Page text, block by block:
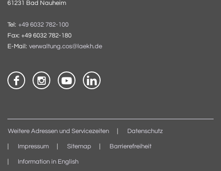
61231 Bad Nauheim
Tel: +49 6032 782-100
Fax: +49 6032 782-180
E-Mail: verwaltung.cos@laekh.de
Weitere Adressen und Servicezeiten Datenschutz
Impressum Sitemap Barrierefreiheit
Information in English